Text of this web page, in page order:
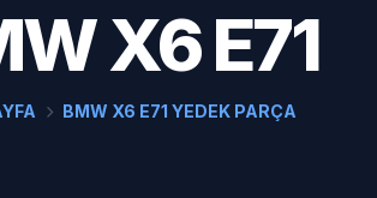
X6 E71
BMW X6 E71 YEDEK PARÇA